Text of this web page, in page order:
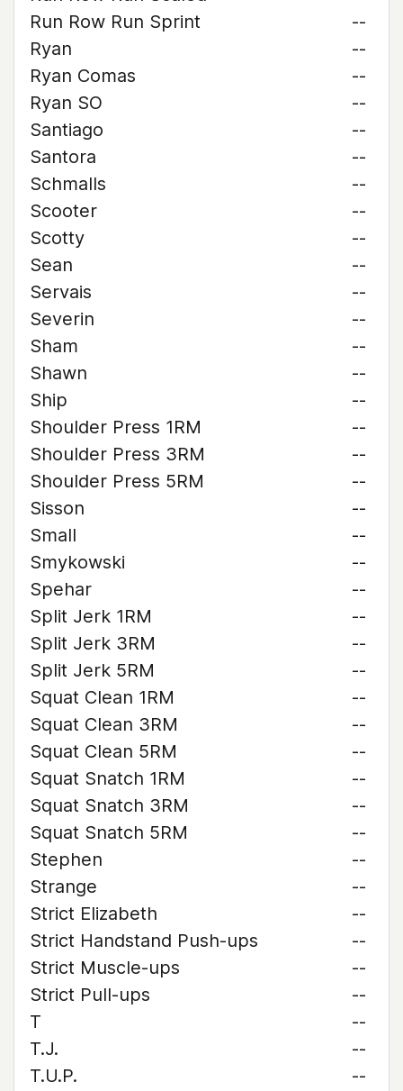
Run Row Run Sprint
--
Ryan
--
Ryan Comas
--
Ryan SO
--
Santiago
--
Santora
--
Schmalls
--
Scooter
--
Scotty
--
Sean
--
Servais
--
Severin
--
Sham
--
Shawn
--
Ship
--
Shoulder Press 1RM
--
Shoulder Press 3RM
--
Shoulder Press 5RM
--
Sisson
--
Small
--
Smykowski
--
Spehar
--
Split Jerk 1RM
--
Split Jerk 3RM
--
Split Jerk 5RM
--
Squat Clean 1RM
--
Squat Clean 3RM
--
Squat Clean 5RM
--
Squat Snatch 1RM
--
Squat Snatch 3RM
--
Squat Snatch 5RM
--
Stephen
--
Strange
--
Strict Elizabeth
--
Strict Handstand Push-ups
--
Strict Muscle-ups
--
Strict Pull-ups
--
T
--
T.J.
--
T.U.P.
--